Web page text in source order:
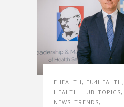
EHEALTH, EU4HEALTH,
HEALTH_HUB_TOPICS,
NEWS_TRENDS,